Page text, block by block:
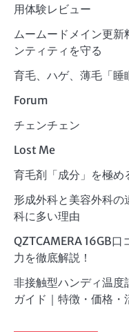
用体験レビュー
ムームードメイン更
ンティティを守る
育毛、ハゲ、薄毛「睡
Forum
チェンチェン
Lost Me
育毛剤「成分」を極め
形成外科と美容外科の
科に多い理由
QZTCAMERA 16GB口
力を徹底解説！
非接触型ハンディ温度
ガイド｜特徴・価格・